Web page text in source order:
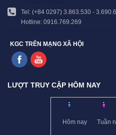
Tel: (+84 0297) 3.863.530 -
Hotline: 0916.769.269
KGC TRÊN MẠNG XÃ HỘI
LƯỢT TRUY CẬP HÔM NAY
Hôm nay Tuần